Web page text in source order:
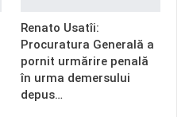
Renato Usatîi:
Procuratura Generală a
pornit urmărire penală
în urma demersului
depus…